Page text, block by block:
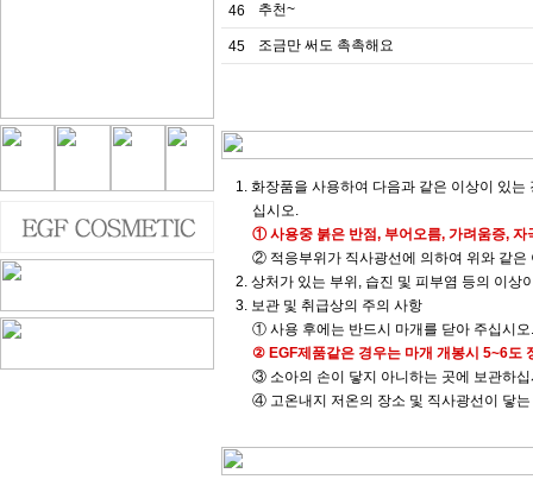
46 추천~
45 조금만 써도 촉촉해요
1. 화장품을 사용하여 다음과 같은 이상이 있
십시오.
① 사용중 붉은 반점, 부어오름, 가려움증, 자
② 적응부위가 직사광선에 의하여 위와 같은
2. 상처가 있는 부위, 습진 및 피부염 등의 이상
3. 보관 및 취급상의 주의 사항
① 사용 후에는 반드시 마개를 닫아 주십시오.
② EGF제품같은 경우는 마개 개봉시 5~6도
③ 소아의 손이 닿지 아니하는 곳에 보관하십
④ 고온내지 저온의 장소 및 직사광선이 닿